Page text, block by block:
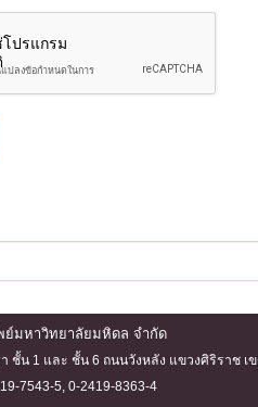
มหาวิทยาลัยมหิดล จำกัด
ชั้น 1 และ ชั้น 6 ถนนวังหลัง แขวงศิริราช เ
7543-5, 0-2419-8363-4